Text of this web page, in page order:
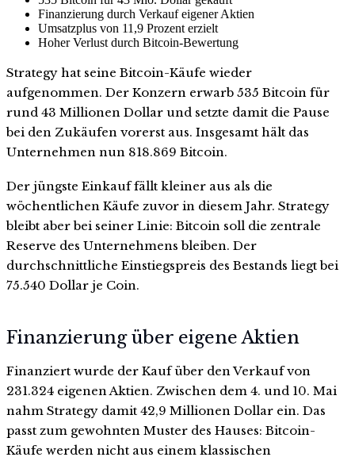
Finanzierung durch Verkauf eigener Aktien
Umsatzplus von 11,9 Prozent erzielt
Hoher Verlust durch Bitcoin-Bewertung
Strategy hat seine Bitcoin-Käufe wieder
aufgenommen. Der Konzern erwarb 535 Bitcoin für
rund 43 Millionen Dollar und setzte damit die Pause
bei den Zukäufen vorerst aus. Insgesamt hält das
Unternehmen nun 818.869 Bitcoin.
Der jüngste Einkauf fällt kleiner aus als die
wöchentlichen Käufe zuvor in diesem Jahr. Strategy
bleibt aber bei seiner Linie: Bitcoin soll die zentrale
Reserve des Unternehmens bleiben. Der
durchschnittliche Einstiegspreis des Bestands liegt bei
75.540 Dollar je Coin.
Finanzierung über eigene Aktien
Finanziert wurde der Kauf über den Verkauf von
231.324 eigenen Aktien. Zwischen dem 4. und 10. Mai
nahm Strategy damit 42,9 Millionen Dollar ein. Das
passt zum gewohnten Muster des Hauses: Bitcoin-
Käufe werden nicht aus einem klassischen